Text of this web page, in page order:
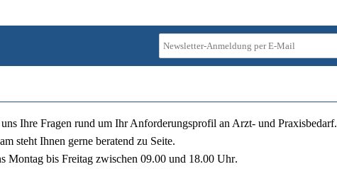
Ihre Fragen rund um Ihr Anforderungsprofil an Arzt- und Praxisbedarf.
steht Ihnen gerne beratend zu Seite.
Montag bis Freitag zwischen 09.00 und 18.00 Uhr.